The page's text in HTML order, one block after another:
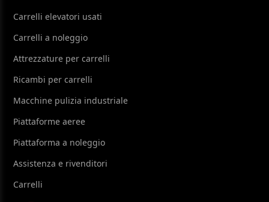
Carrelli elevatori usati
Carrelli a noleggio
Attrezzature per carrelli
Ricambi per carrelli
Macchine pulizia industriale
Piattaforme aeree
Piattaforma a noleggio
Assistenza e rivenditori
Carrelli